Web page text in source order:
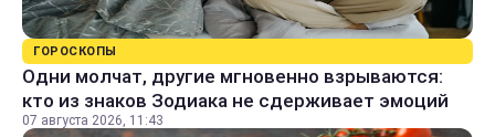
ГОРОСКОПЫ
Одни молчат, другие мгновенно взрываются:
кто из знаков Зодиака не сдерживает эмоций
07 августа 2026, 11:43